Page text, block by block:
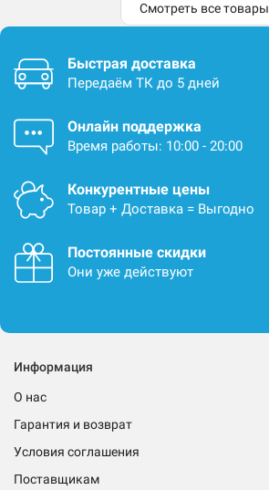
Смотреть все товары
Быстрая доставка
Передаём ТК до 5 дней
Онлайн поддержка
Время работы: 10:00 - 20:00
Конкурентные цены
Товар + Доставка = Выгодно
Постоянные скидки
Они уже действуют
Информация
О нас
Гарантия и возврат
Условия соглашения
Поставщикам